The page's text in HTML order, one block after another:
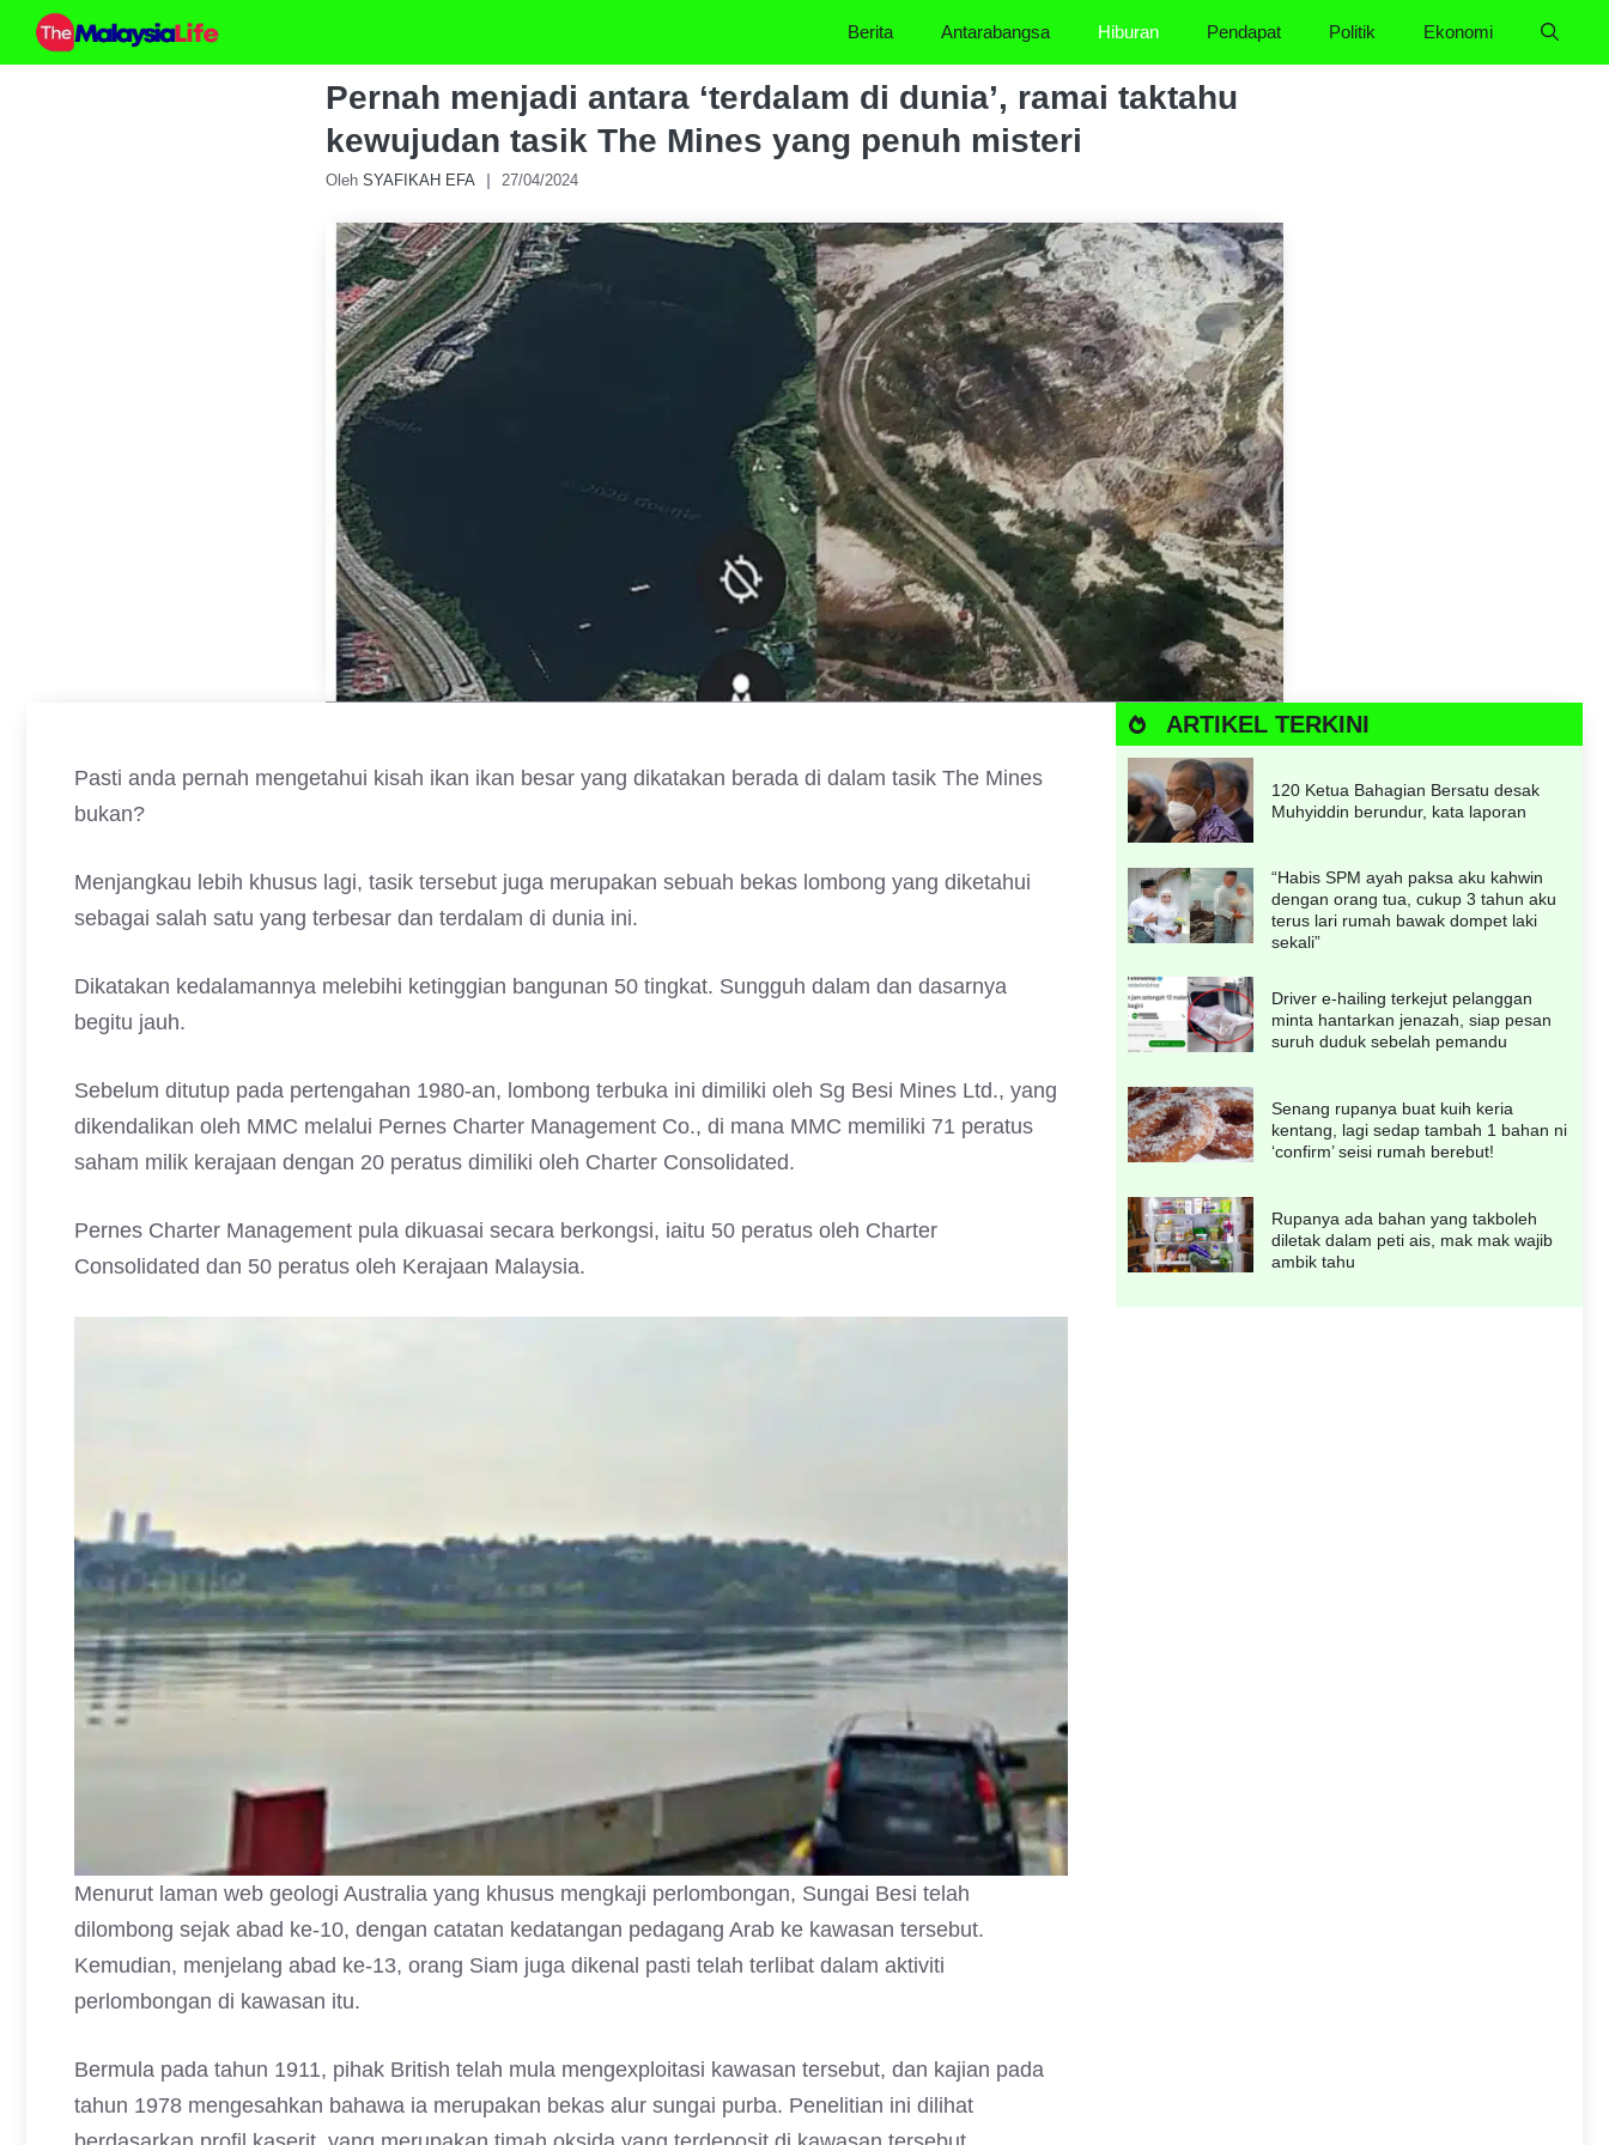
Skip
Berita Antarabangsa Hiburan Pendapat Politik Ekonomi
Pernah menjadi antara ‘terdalam di dunia’, ramai taktahu
kewujudan tasik The Mines yang penuh misteri
Oleh SYAFIKAH EFA 27/04/2024
Pasti anda pernah mengetahui kisah ikan ikan besar yang dikatakan berada di dalam tasik The Mines
bukan?
Menjangkau lebih khusus lagi, tasik tersebut juga merupakan sebuah bekas lombong yang diketahui
sebagai salah satu yang terbesar dan terdalam di dunia ini.
Dikatakan kedalamannya melebihi ketinggian bangunan 50 tingkat. Sungguh dalam dan dasarnya
begitu jauh.
Sebelum ditutup pada pertengahan 1980-an, lombong terbuka ini dimiliki oleh Sg Besi Mines Ltd., yang
dikendalikan oleh MMC melalui Pernes Charter Management Co., di mana MMC memiliki 71 peratus
saham milik kerajaan dengan 20 peratus dimiliki oleh Charter Consolidated.
Pernes Charter Management pula dikuasai secara berkongsi, iaitu 50 peratus oleh Charter
Consolidated dan 50 peratus oleh Kerajaan Malaysia.
Menurut laman web geologi Australia yang khusus mengkaji perlombongan, Sungai Besi telah
dilombong sejak abad ke-10, dengan catatan kedatangan pedagang Arab ke kawasan tersebut.
Kemudian, menjelang abad ke-13, orang Siam juga dikenal pasti telah terlibat dalam aktiviti
perlombongan di kawasan itu.
Bermula pada tahun 1911, pihak British telah mula mengexploitasi kawasan tersebut, dan kajian pada
tahun 1978 mengesahkan bahawa ia merupakan bekas alur sungai purba. Penelitian ini dilihat
ARTIKEL TERKINI
120 Ketua Bahagian Bersatu desak
Muhyiddin berundur, kata laporan
“Habis SPM ayah paksa aku kahwin
dengan orang tua, cukup 3 tahun aku
terus lari rumah bawak dompet laki
sekali”
Driver e-hailing terkejut pelanggan
minta hantarkan jenazah, siap pesan
suruh duduk sebelah pemandu
Senang rupanya buat kuih keria
kentang, lagi sedap tambah 1 bahan ni
‘confirm’ seisi rumah berebut!
Rupanya ada bahan yang takboleh
diletak dalam peti ais, mak mak wajib
ambik tahu